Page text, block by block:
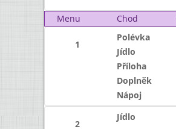
Menu Chod
1
Polévka
Jídlo
Příloha
Doplněk
Nápoj
2
Jídlo